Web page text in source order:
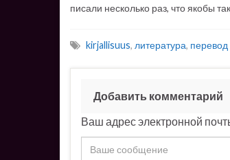
писали несколько раз, что якобы
kirjallisuus, литература, перевод
Добавить комментарий
Ваш адрес электронной